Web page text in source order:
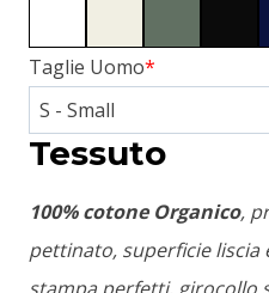
*
Taglie Uomo
Tessuto
100% cotone Organico,
pettinato, superficie